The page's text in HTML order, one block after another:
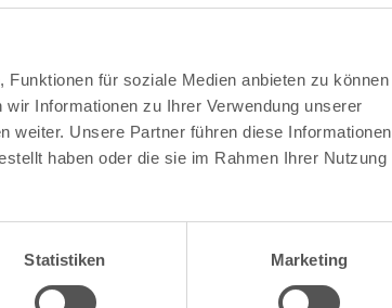
für soziale Medien anbieten zu können
Informationen zu Ihrer Verwendung unserer
weiter. Unsere Partner führen diese Informationen
haben oder die sie im Rahmen Ihrer Nutzung
Statistiken Marketing